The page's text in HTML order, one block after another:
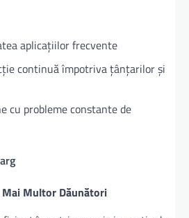
aplicațiilor frecvente
continuă împotriva țânțarilor și
cu probleme constante de
Multor Dăunători